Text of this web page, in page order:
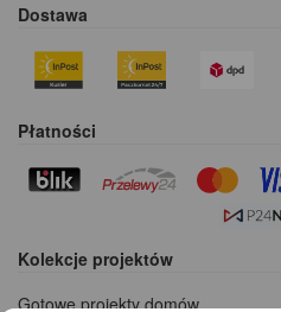
Dostawa
Płatności
Kolekcje projektów
Gotowe projekty domów